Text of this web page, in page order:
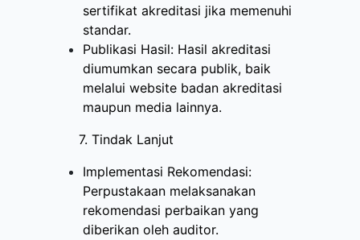
sertifikat akreditasi jika memenuhi
standar.
Publikasi Hasil: Hasil akreditasi
diumumkan secara publik, baik
melalui website badan akreditasi
maupun media lainnya.
7. Tindak Lanjut
Implementasi Rekomendasi:
Perpustakaan melaksanakan
rekomendasi perbaikan yang
diberikan oleh auditor.